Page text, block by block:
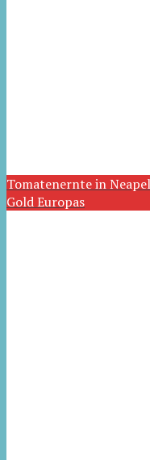
Tomatenernte in
Gold Europas